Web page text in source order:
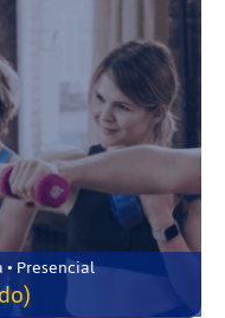
Presencial